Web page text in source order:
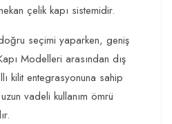
çelik kapı sistemidir.
seçimi yaparken, geniş
Modelleri arasından dış
kilit entegrasyonuna sahip
vadeli kullanım ömrü